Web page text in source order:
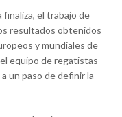
el trabajo de
resultados obtenidos
y mundiales de
equipo de regatistas
un paso de definir la